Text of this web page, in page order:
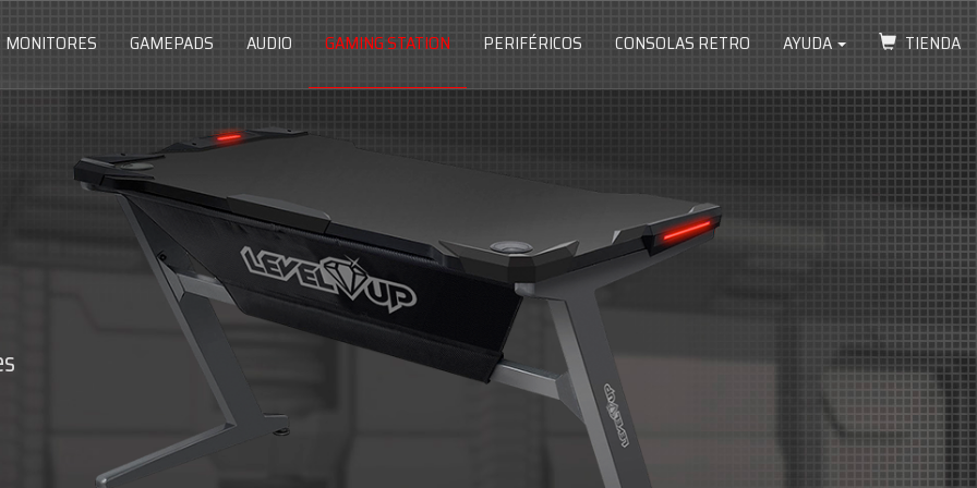
MONITORES GAMEPADS AUDIO GAMING STATION PERIFÉRICOS CONSOLAS RETRO AYUDA TIENDA